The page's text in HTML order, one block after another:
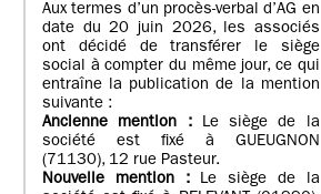
Aux termes d’un procès-verbal d’AG en
date du 20 juin 2026, les associés
ont décidé de transférer le siège
social à compter du même jour, ce qui
entraîne la publication de la mention
suivante :
Ancienne mention : Le siège de la
société est fixé à GUEUGNON
(71130), 12 rue Pasteur.
Nouvelle mention : Le siège de la